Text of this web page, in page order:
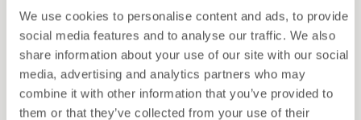
We use cookies to personalise content and ads, to provide
social media features and to analyse our traffic. We also
share information about your use of our site with our social
media, advertising and analytics partners who may
combine it with other information that you’ve provided to
them or that they’ve collected from your use of their
Onyx (kracht, doorzettingsvermogen en het
vermogen om uitdagingen te overwinnen)
Bronziet (vergroot de daadkracht, stoot negatieve
energie af, versterkt het zelfvertrouwen)
Specificaties
Verzending
Inpakservice